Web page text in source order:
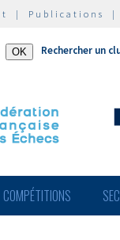
| Publications |
Rechercher un
COMPÉTITIONS